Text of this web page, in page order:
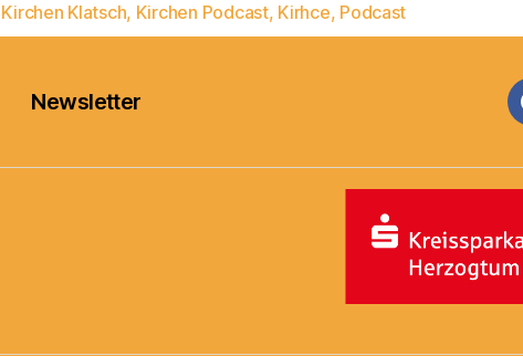
Kirchen Klatsch, Kirchen Podcast, Kirhce, Podcast
Newsletter